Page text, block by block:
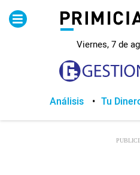
Viernes, 7 de
Lo Último
Política
Análisis Tu